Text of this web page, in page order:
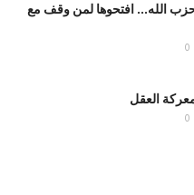
الله... افتحوها لمن وقف مع
0
العقل
0